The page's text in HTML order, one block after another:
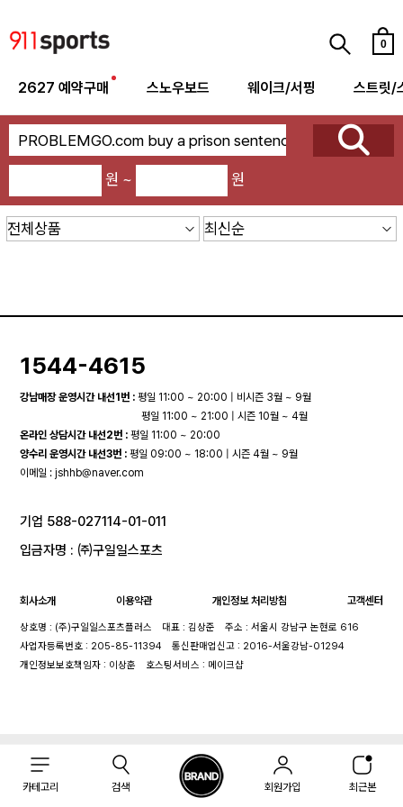
0
2627 예약구매 스노우보드 웨이크/서핑 스트릿/
카테고리 검색 회원가입 최근본
원 ~ 원
1544-4615
강남매장 운영시간 내선1번 : 평일 11:00 ~ 20:00 | 비시즌 3월 ~ 9월
평일 11:00 ~ 21:00 | 시즌 10월 ~ 4월
온라인 상담시간 내선2번 : 평일 11:00 ~ 20:00
양수리 운영시간 내선3번 : 평일 09:00 ~ 18:00 | 시즌 4월 ~ 9월
이메일 :jshhb@naver.com
기업 588-027114-01-011
입금자명 : ㈜구일일스포츠
회사소개 이용약관 개인정보 처리방침 고객센터
상호명 : (주)구일일스포츠플러스 대표 : 김상준
주소 : 서울시 강남구 논현로 616
사업자등록번호 : 205-85-11394
통신판매업신고 : 2016-서울강남-01294
개인정보보호책임자 : 이상훈
호스팅서비스 : 메이크샵